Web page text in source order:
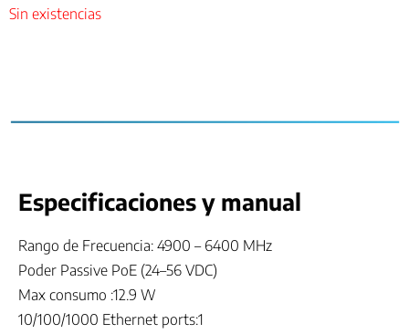
Sin existencias
Especificaciones y manual
Rango de Frecuencia: 4900 – 6400 MHz
Poder Passive PoE (24–56 VDC)
Max consumo :12.9 W
10/100/1000 Ethernet ports:1